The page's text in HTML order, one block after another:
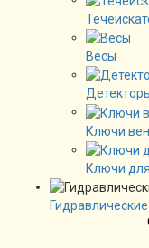
Весы
Ключи
Ключи